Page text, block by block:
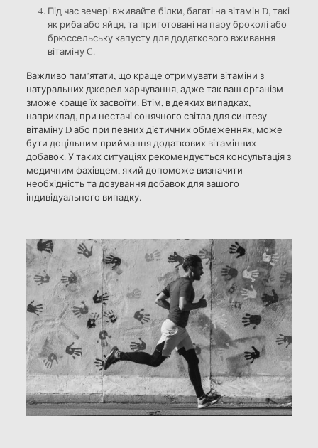
Під час вечері вживайте білки, багаті на вітамін D, такі
як риба або яйця, та приготовані на пару броколі або
брюссельську капусту для додаткового вживання
вітаміну C.
Важливо пам’ятати, що краще отримувати вітаміни з
натуральних джерел харчування, адже так ваш організм
зможе краще їх засвоїти. Втім, в деяких випадках,
наприклад, при нестачі сонячного світла для синтезу
вітаміну D або при певних дієтичних обмеженнях, може
бути доцільним приймання додаткових вітамінних
добавок. У таких ситуаціях рекомендується консультація з
медичним фахівцем, який допоможе визначити
необхідність та дозування добавок для вашого
індивідуального випадку.